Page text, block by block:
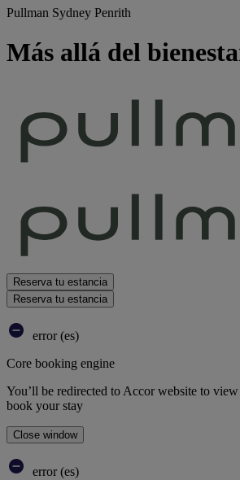
Pullman Sydney Penrith
Más allá del
Reserva tu estancia
Reserva tu estancia
error (es)
Core booking engine
You’ll be redirected to Accor website to
book your stay
Close window
error (es)